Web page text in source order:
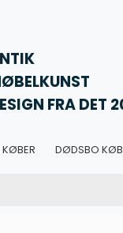
FRA DET
KØBER DØDSBO